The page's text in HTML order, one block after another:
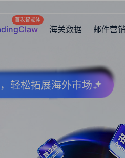
首发智能体
海关数据 邮件营销
轻松拓展海外市场